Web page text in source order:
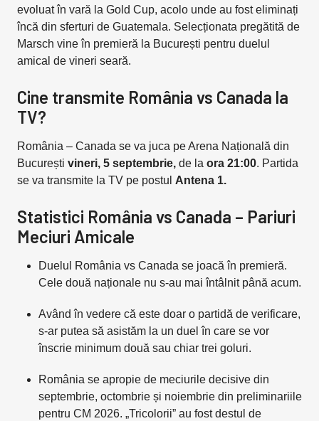
evoluat în vară la Gold Cup, acolo unde au fost eliminați
încă din sferturi de Guatemala. Selecționata pregătită de
Marsch vine în premieră la București pentru duelul
amical de vineri seară.
Cine transmite România vs Canada la
TV?
România – Canada se va juca pe Arena Națională din
București vineri, 5 septembrie, de la ora 21:00. Partida
se va transmite la TV pe postul Antena 1.
Statistici România vs Canada – Pariuri
Meciuri Amicale
Duelul România vs Canada se joacă în premieră.
Cele două naționale nu s-au mai întâlnit până acum.
Având în vedere că este doar o partidă de verificare,
s-ar putea să asistăm la un duel în care se vor
înscrie minimum două sau chiar trei goluri.
România se apropie de meciurile decisive din
septembrie, octombrie și noiembrie din preliminariile
pentru CM 2026. „Tricolorii” au fost destul de